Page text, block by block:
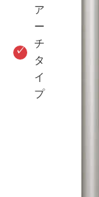
ア
ー
チ
タ
イ
プ